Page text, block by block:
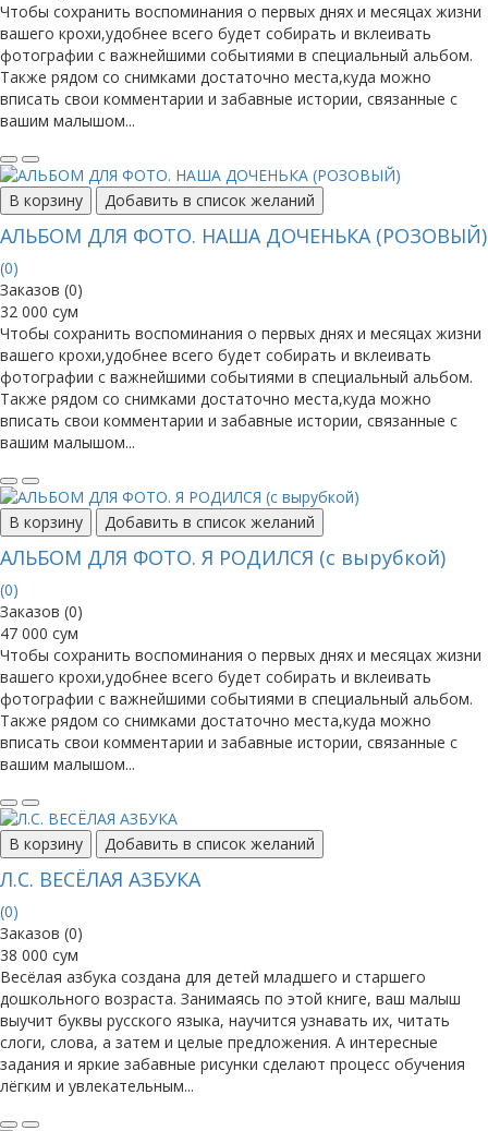
Чтобы сохранить воспоминания о первых днях и месяцах жизни
вашего крохи,удобнее всего будет собирать и вклеивать
фотографии с важнейшими событиями в специальный альбом.
Также рядом со снимками достаточно места,куда можно
вписать свои комментарии и забавные истории, связанные с
вашим малышом...
В корзину Добавить в список желаний
АЛЬБОМ ДЛЯ ФОТО. НАША ДОЧЕНЬКА (РОЗОВЫЙ)
(0)
Заказов (0)
32 000 сум
Чтобы сохранить воспоминания о первых днях и месяцах жизни
вашего крохи,удобнее всего будет собирать и вклеивать
фотографии с важнейшими событиями в специальный альбом.
Также рядом со снимками достаточно места,куда можно
вписать свои комментарии и забавные истории, связанные с
вашим малышом...
В корзину Добавить в список желаний
АЛЬБОМ ДЛЯ ФОТО. Я РОДИЛСЯ (с вырубкой)
(0)
Заказов (0)
47 000 сум
Чтобы сохранить воспоминания о первых днях и месяцах жизни
вашего крохи,удобнее всего будет собирать и вклеивать
фотографии с важнейшими событиями в специальный альбом.
Также рядом со снимками достаточно места,куда можно
вписать свои комментарии и забавные истории, связанные с
вашим малышом...
В корзину Добавить в список желаний
Л.С. ВЕСЁЛАЯ АЗБУКА
(0)
Заказов (0)
38 000 сум
Весёлая азбука создана для детей младшего и старшего
дошкольного возраста. Занимаясь по этой книге, ваш малыш
выучит буквы русского языка, научится узнавать их, читать
слоги, слова, а затем и целые предложения. А интересные
задания и яркие забавные рисунки сделают процесс обучения
лёгким и увлекательным...